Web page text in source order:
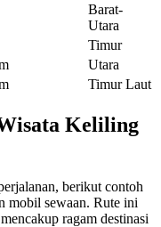
Barat-
Utara
Timur
Utara
Timur Laut
Keliling
berikut contoh
mobil sewaan. Rute ini
ragam destinasi